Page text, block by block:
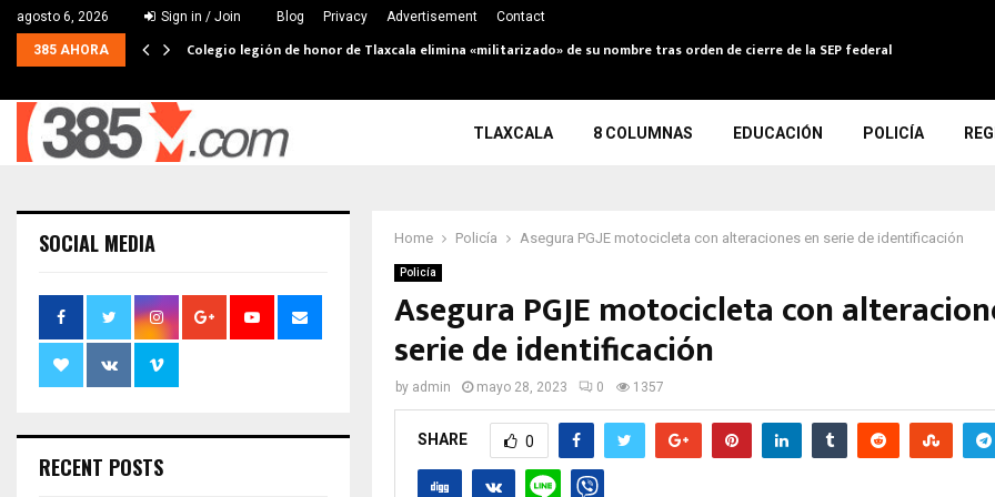
agosto 6, 2026 Sign in / Join Blog Privacy Advertisement Contact
385 AHORA Colegio legión de honor de Tlaxcala elimina «militarizado» de su nombre tras orden de cierre de la SEP federal
TLAXCALA 8 COLUMNAS EDUCACIÓN POLICÍA
Home Policía Asegura PGJE motocicleta con alteraciones en serie de identificación
Policía
Asegura PGJE motocicleta con
serie de identificación
by admin mayo 28, 2023 0 1357
SHARE 0
SOCIAL MEDIA
RECENT POSTS